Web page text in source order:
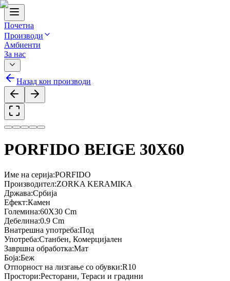
Почетна
Производи
Амбиенти
За нас
Назад кон производи
PORFIDO BEIGE 30X60
Име на серија:PORFIDO
Производител:ZORKA KERAMIKA
Држава:Србија
Ефект:Камен
Големина:60X30 Cm
Дебелина:0.9 Cm
Внатрешна употреба:Под
Употреба:Станбен, Комерцијален
Завршна обработка:Мат
Боја:Беж
Отпорност на лизгање со обувки:R10
Простори:Ресторани, Тераси и градини